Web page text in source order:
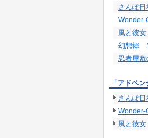
さんぽ日
Wonder-
風と彼女
幻想郷
忍者屋敷
「アドベ
さんぽ日
Wonder-
風と彼女